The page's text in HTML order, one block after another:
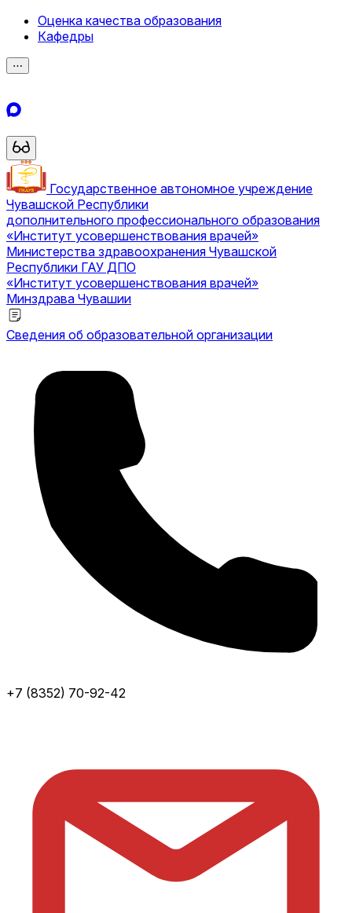
Оценка качества образования
Кафедры
⋯
Государственное автономное учреждение
Чувашской Республики
дополнительного профессионального образования
«Институт усовершенствования врачей»
Министерства здравоохранения Чувашской
Республики ГАУ ДПО
«Институт усовершенствования врачей»
Минздрава Чувашии
Сведения об образовательной организации
+7 (8352) 70-92-42